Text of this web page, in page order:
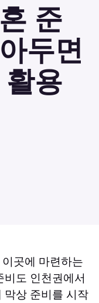
준
두면
용
곳에 마련하는
도 인천권에서
막상 준비를 시작